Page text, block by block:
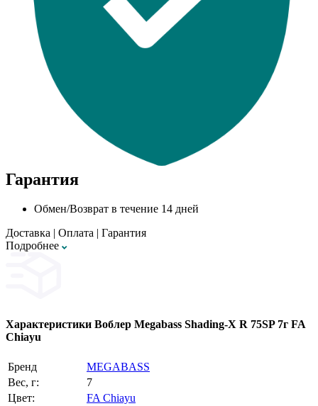
Гарантия
Обмен/Возврат в течение 14 дней
Доставка | Оплата | Гарантия
Подробнее
Характеристики Воблер Megabass Shading-X R 75SP 7г FA
Chiayu
Бренд
MEGABASS
Вес, г:
7
Цвет:
FA Chiayu